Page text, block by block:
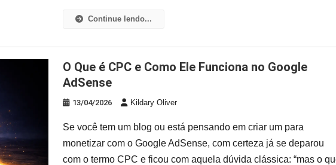
Continue lendo...
O Que é CPC e Como Ele Funciona no Google
AdSense
13/04/2026 Kildary Oliver
Se você tem um blog ou está pensando em criar um para
monetizar com o Google AdSense, com certeza já se deparou
com o termo CPC e ficou com aquela dúvida clássica: “mas o